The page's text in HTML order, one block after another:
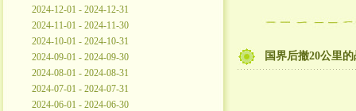
2024-12-01 - 2024-12-31
2024-11-01 - 2024-11-30
2024-10-01 - 2024-10-31
2024-09-01 - 2024-09-30
2024-08-01 - 2024-08-31
2024-07-01 - 2024-07-31
2024-06-01 - 2024-06-30
国界后撤20公里